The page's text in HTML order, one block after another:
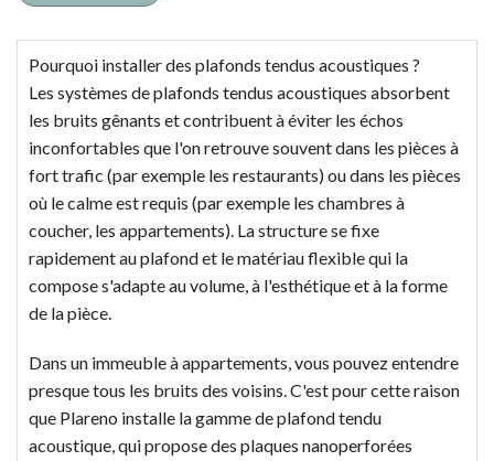
Pourquoi installer des plafonds tendus acoustiques ?
Les systèmes de plafonds tendus acoustiques absorbent
les bruits gênants et contribuent à éviter les échos
inconfortables que l'on retrouve souvent dans les pièces à
fort trafic (par exemple les restaurants) ou dans les pièces
où le calme est requis (par exemple les chambres à
coucher, les appartements). La structure se fixe
rapidement au plafond et le matériau flexible qui la
compose s'adapte au volume, à l'esthétique et à la forme
de la pièce.
Dans un immeuble à appartements, vous pouvez entendre
presque tous les bruits des voisins. C'est pour cette raison
que Plareno installe la gamme de plafond tendu
acoustique, qui propose des plaques nanoperforées